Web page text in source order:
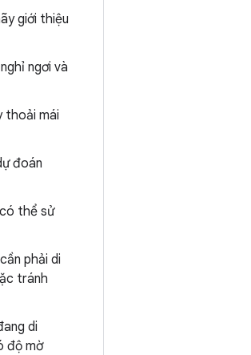
giới thiệu
ngơi và
thoải mái
đoán
thể sử
phải di
tránh
di
độ mờ